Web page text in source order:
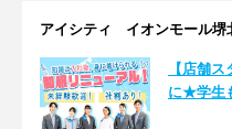
アイシティ イオンモール堺
【店舗
に★学生